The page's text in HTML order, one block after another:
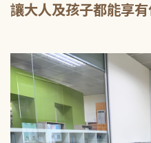
讓大人及孩子都能享